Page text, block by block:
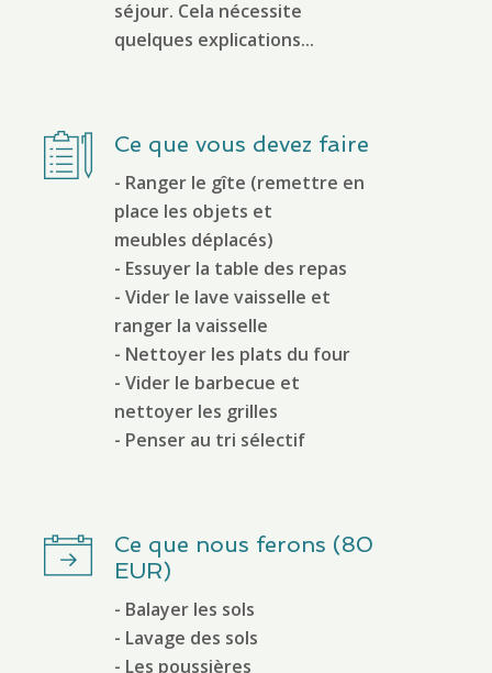
séjour. Cela nécessite
quelques explications...
Ce que vous devez faire
- Ranger le gîte (remettre en
place les objets et
meubles déplacés)
- Essuyer la table des repas
- Vider le lave vaisselle et
ranger la vaisselle
- Nettoyer les plats du four
- Vider le barbecue et
nettoyer les grilles
- Penser au tri sélectif
Ce que nous ferons (80
EUR)
- Balayer les sols
- Lavage des sols
- Les poussières